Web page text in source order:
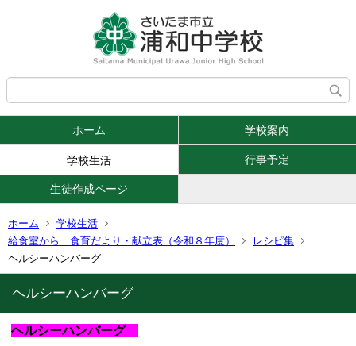
ホーム 学校案内
学校生活 行事予定
生徒作成ページ
ホーム
学校生活
給食室から 食育だより・献立表（令和８年度）
レシピ集
ヘルシーハンバーグ
ヘルシーハンバーグ
ヘルシーハンバーグ